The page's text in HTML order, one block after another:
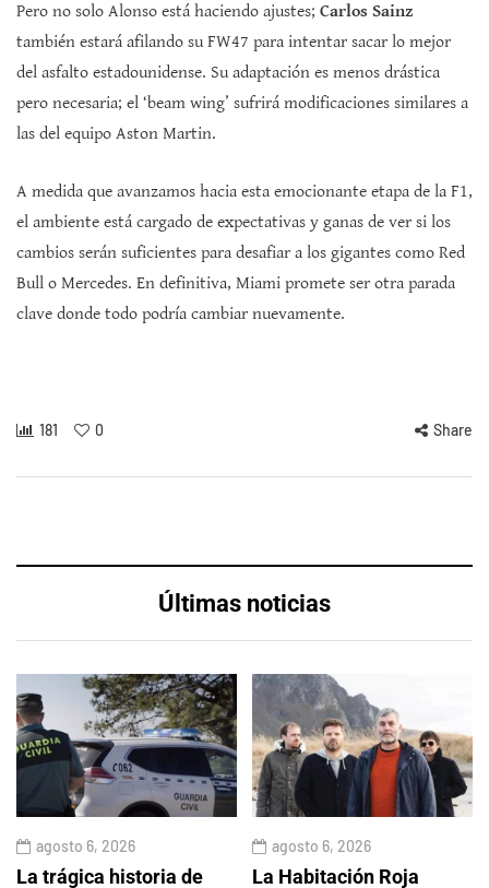
Pero no solo Alonso está haciendo ajustes; Carlos Sainz
también estará afilando su FW47 para intentar sacar lo mejor
del asfalto estadounidense. Su adaptación es menos drástica
pero necesaria; el ‘beam wing’ sufrirá modificaciones similares a
las del equipo Aston Martin.
A medida que avanzamos hacia esta emocionante etapa de la F1,
el ambiente está cargado de expectativas y ganas de ver si los
cambios serán suficientes para desafiar a los gigantes como Red
Bull o Mercedes. En definitiva, Miami promete ser otra parada
clave donde todo podría cambiar nuevamente.
181 0 Share
Últimas noticias
agosto 6, 2026
La trágica historia de
agosto 6, 2026
La Habitación Roja